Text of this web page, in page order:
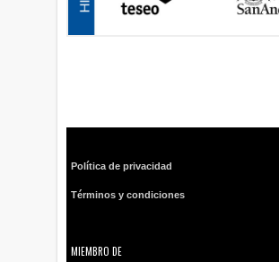
Política de privacidad
Términos y condiciones
MIEMBRO DE